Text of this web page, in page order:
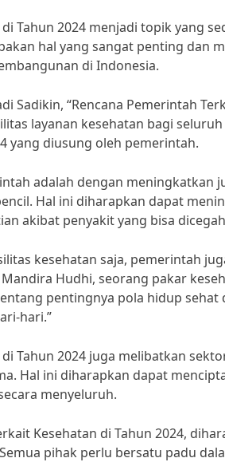
Tahun 2024 menjadi topik yang
hal yang sangat penting dan
di Indonesia.
Sadikin, “Rencana Pemerintah
layanan kesehatan bagi seluruh
yang diusung oleh pemerintah.
adalah dengan meningkatkan
Hal ini diharapkan dapat
akibat penyakit yang bisa
kesehatan saja, pemerintah
Hudhi, seorang pakar
pentingnya pola hidup sehat
hari.”
Tahun 2024 juga melibatkan
Hal ini diharapkan dapat
menyeluruh.
Kesehatan di Tahun 2024,
pihak perlu bersatu padu